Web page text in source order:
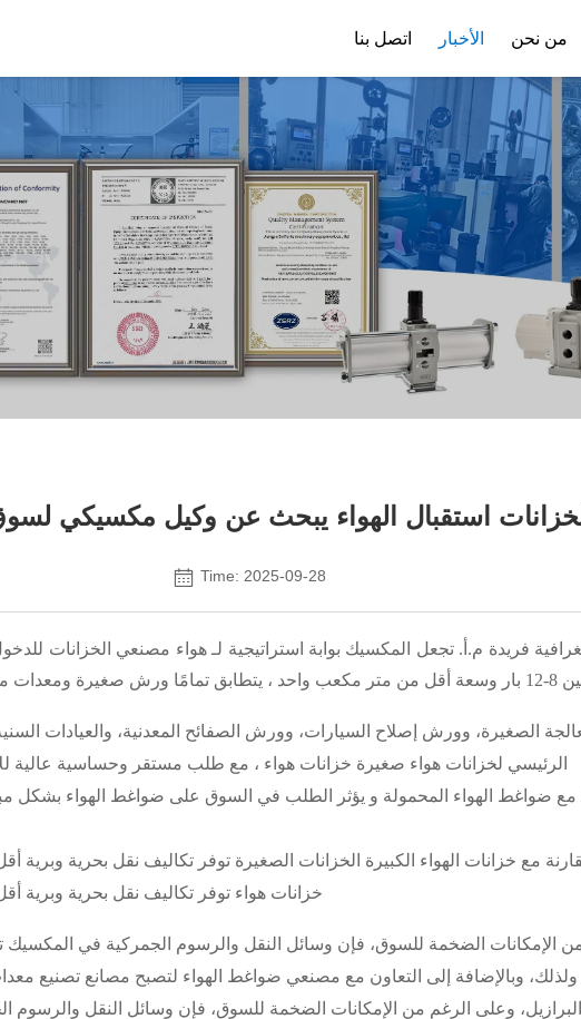
من نحن
ملف الشركة تنزيل
الأخبار اتصل بنا
Time: 2025-09-28
فريدة م.أ.تجعل المكسيك بوابة استراتيجية لـهواء مصنعي الخزانات
، يتطابق تمامًا ورش صغيرة ومعدات
الصغيرة، وورش إصلاح السيارات، وورش الصفائح المعدنية، والعيادات
الرئيسي لخزانات هواء صغيرة خزانات هواء ، مع طلب مستقر وحساسية عالية
مع ضواغط الهواء المحمولة و يؤثر الطلب في السوق على ضواغط الهواء بشكل
مع خزانات الهواء الكبيرة الخزانات الصغيرة توفر تكاليف نقل بحرية وبرية
خزانات هواء توفر تكاليف نقل بحرية وبرية
الإمكانات الضخمة للسوق، فإن وسائل النقل والرسوم الجمركية في المكسيك
وعلى الرغم من الإمكانات الضخمة للسوق، فإن وسائل النقل